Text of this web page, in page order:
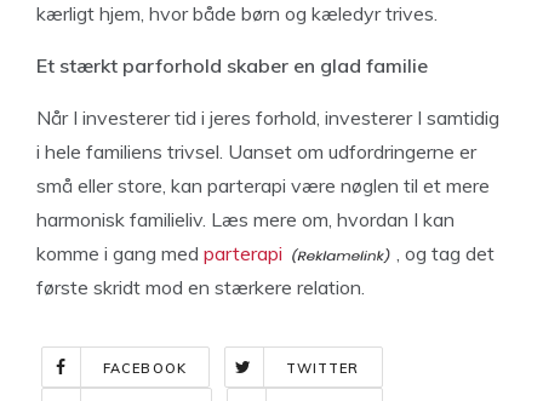
kærligt hjem, hvor både børn og kæledyr trives.
Et stærkt parforhold skaber en glad familie
Når I investerer tid i jeres forhold, investerer I samtidig
i hele familiens trivsel. Uanset om udfordringerne er
små eller store, kan parterapi være nøglen til et mere
harmonisk familieliv. Læs mere om, hvordan I kan
komme i gang med parterapi
, og tag det
første skridt mod en stærkere relation.
FACEBOOK TWITTER